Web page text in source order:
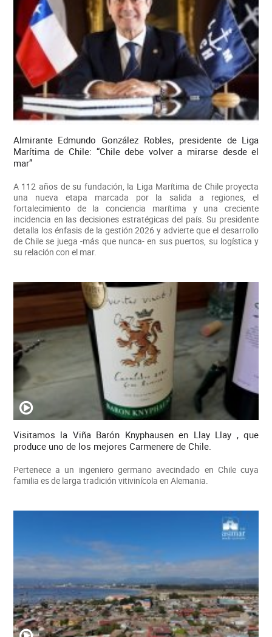
Almirante Edmundo González Robles, presidente de Liga
Marítima de Chile: “Chile debe volver a mirarse desde el
mar”
A 112 años de su fundación, la Liga Marítima de Chile proyecta
una nueva etapa marcada por la salida a regiones, el
fortalecimiento de la conciencia marítima y una creciente
incidencia en las decisiones estratégicas del país. Su presidente
detalla los énfasis de la gestión 2026 y advierte que el desarrollo
de Chile se juega -más que nunca- en sus puertos, su logística y
su relación con el mar.
Visitamos la Viña Barón Knyphausen en Llay Llay , que
produce uno de los mejores Carmenere de Chile.
Pertenece a un ingeniero germano avecindado en Chile cuya
familia es de larga tradición vitivinícola en Alemania.